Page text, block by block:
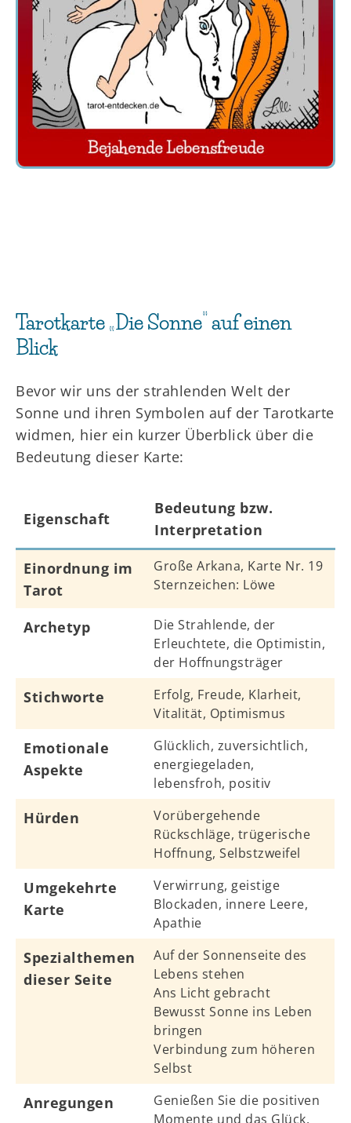
Tarotkarte „Die Sonne“ auf einen
Blick
Bevor wir uns der strahlenden Welt der
Sonne und ihren Symbolen auf der Tarotkarte
widmen, hier ein kurzer Überblick über die
Bedeutung dieser Karte:
Eigenschaft
Bedeutung bzw.
Interpretation
Einordnung im
Tarot
Große Arkana, Karte Nr. 19
Sternzeichen: Löwe
Archetyp
Die Strahlende, der
Erleuchtete, die Optimistin,
der Hoffnungsträger
Stichworte
Erfolg, Freude, Klarheit,
Vitalität, Optimismus
Emotionale
Aspekte
Glücklich, zuversichtlich,
energiegeladen,
lebensfroh, positiv
Hürden
Vorübergehende
Rückschläge, trügerische
Hoffnung, Selbstzweifel
Umgekehrte
Karte
Verwirrung, geistige
Blockaden, innere Leere,
Apathie
Spezialthemen
dieser Seite
Auf der Sonnenseite des
Lebens stehen
Ans Licht gebracht
Bewusst Sonne ins Leben
bringen
Verbindung zum höheren
Selbst
Anregungen
Genießen Sie die positiven
Momente und das Glück.